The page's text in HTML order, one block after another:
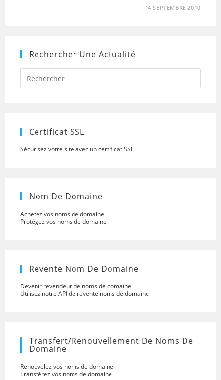
14 SEPTEMBRE 2010
Rechercher Une Actualité
Press
to
Certificat SSL
Sécurisez votre site avec un certificat SSL
Nom De Domaine
Achetez vos noms de domaine
Protégez vos noms de domaine
Revente Nom De Domaine
Devenir revendeur de noms de domaine
Utilisez notre API de revente noms de domaine
Transfert/renouvellement De Noms De
Domaine
Renouvelez vos noms de domaine
Transférez vos noms de domaine